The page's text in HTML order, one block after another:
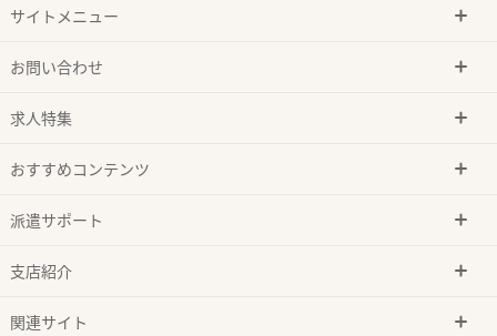
サイトメニュー
お問い合わせ
求人特集
おすすめコンテンツ
派遣サポート
支店紹介
関連サイト